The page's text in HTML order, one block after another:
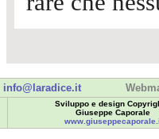
info@laradice.it
Sviluppo e design
Giuseppe Caporale